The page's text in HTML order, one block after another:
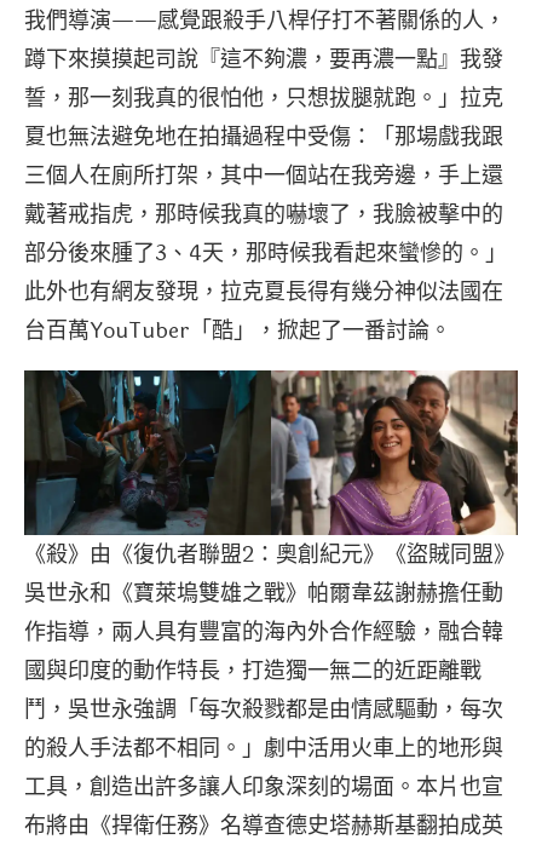
我們導演——感覺跟殺手八桿仔打不著關係的人，
蹲下來摸摸起司說『這不夠濃，要再濃一點』我發
誓，那一刻我真的很怕他，只想拔腿就跑。」拉克
夏也無法避免地在拍攝過程中受傷：「那場戲我跟
三個人在廁所打架，其中一個站在我旁邊，手上還
戴著戒指虎，那時候我真的嚇壞了，我臉被擊中的
部分後來腫了3、4天，那時候我看起來蠻慘的。」
此外也有網友發現，拉克夏長得有幾分神似法國在
台百萬YouTuber「酷」，掀起了一番討論。
《殺》由《復仇者聯盟2：奧創紀元》《盜賊同盟》
吳世永和《寶萊塢雙雄之戰》帕爾韋茲謝赫擔任動
作指導，兩人具有豐富的海內外合作經驗，融合韓
國與印度的動作特長，打造獨一無二的近距離戰
鬥，吳世永強調「每次殺戮都是由情感驅動，每次
的殺人手法都不相同。」劇中活用火車上的地形與
工具，創造出許多讓人印象深刻的場面。本片也宣
布將由《捍衛任務》名導查德史塔赫斯基翻拍成英